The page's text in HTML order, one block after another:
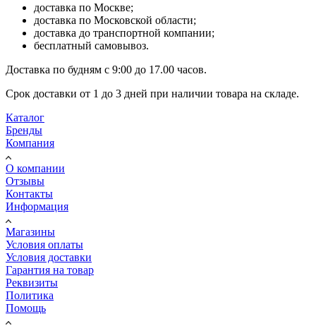
доставка по Москве;
доставка по Московской области;
доставка до транспортной компании;
бесплатный самовывоз.
Доставка по будням с 9:00 до 17.00 часов.
Срок доставки от 1 до 3 дней при наличии товара на складе.
Каталог
Бренды
Компания
О компании
Отзывы
Контакты
Информация
Магазины
Условия оплаты
Условия доставки
Гарантия на товар
Реквизиты
Политика
Помощь